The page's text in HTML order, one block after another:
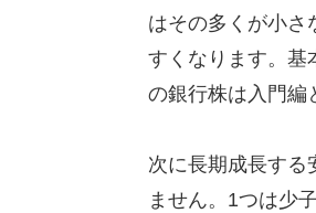
はその多くが小さ
すくなります。基
の銀行株は入門編
次に長期成長する
ません。1つは少